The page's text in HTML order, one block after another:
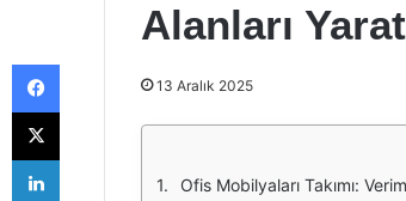
Alanları
13 Aralık 2025
Ofis Mobilyaları Takımı:
Facebook
X
LinkedIn